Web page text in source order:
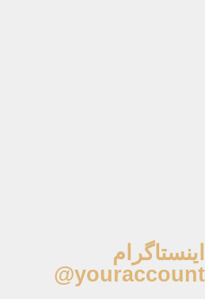
اینستاگرام
youraccount@